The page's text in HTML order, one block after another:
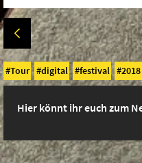
Tour digital festival 2018
Hier könnt ihr euch zum